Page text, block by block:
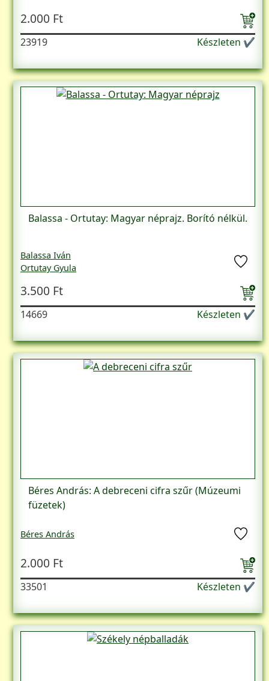
2.000 Ft
23919 Készleten ✔
Balassa - Ortutay: Magyar néprajz. Borító nélkül.
Balassa Iván
Ortutay Gyula
3.500 Ft
14669 Készleten ✔
Béres András: A debreceni cifra szűr (Múzeumi
füzetek)
Béres András
2.000 Ft
33501 Készleten ✔